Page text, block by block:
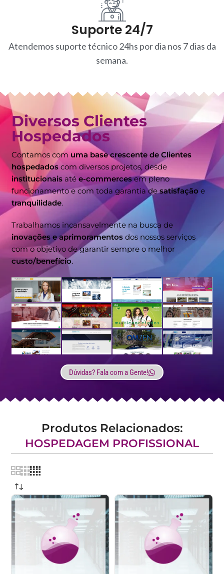
Suporte 24/7
Atendemos suporte técnico 24hs por dia nos 7 dias da
semana.
Diversos Clientes
Hospedados
Contamos com uma base crescente de Clientes
hospedados com diversos projetos, desde
institucionais atée-commercesem pleno
funcionamento e com toda garantia desatisfação e
tranquilidade.
Trabalhamos incansavelmente na busca de
inovações e aprimoramentos dos nossos serviços
com o objetivo de garantir sempre o melhor
custo/benefício.
Dúvidas? Fala com a Gente!
Produtos Relacionados:
HOSPEDAGEM PROFISSIONAL